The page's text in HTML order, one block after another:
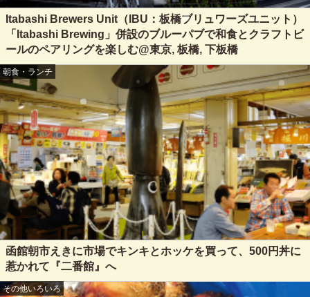
Itabashi Brewers Unit（IBU：板橋ブリュワーズユニット）
「Itabashi Brewing」併設のブルーパブで和食とクラフトビ
ールのペアリングを楽しむ@東京, 板橋, 下板橋
朝食・ランチ
函館朝市えきに市場でキンキとホッケを買って、500円丼に
惹かれて『二番館』へ
その他いろいろ